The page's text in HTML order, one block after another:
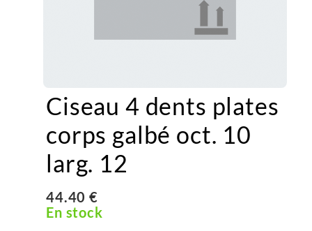
Ciseau 4 dents plates
corps galbé oct. 10
larg. 12
44.40 €
En stock